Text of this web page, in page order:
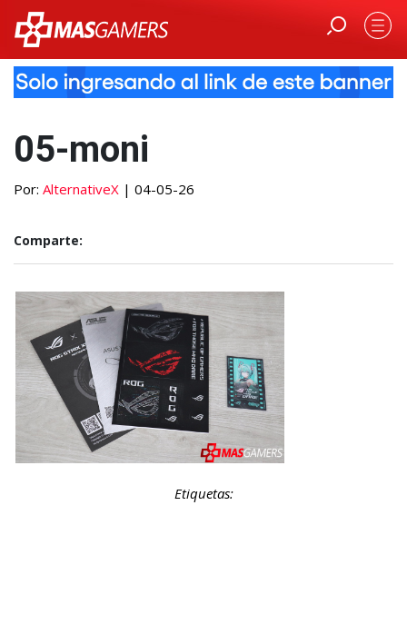
05-moni
Por: AlternativeX | 04-05-26
Comparte:
Etiquetas: